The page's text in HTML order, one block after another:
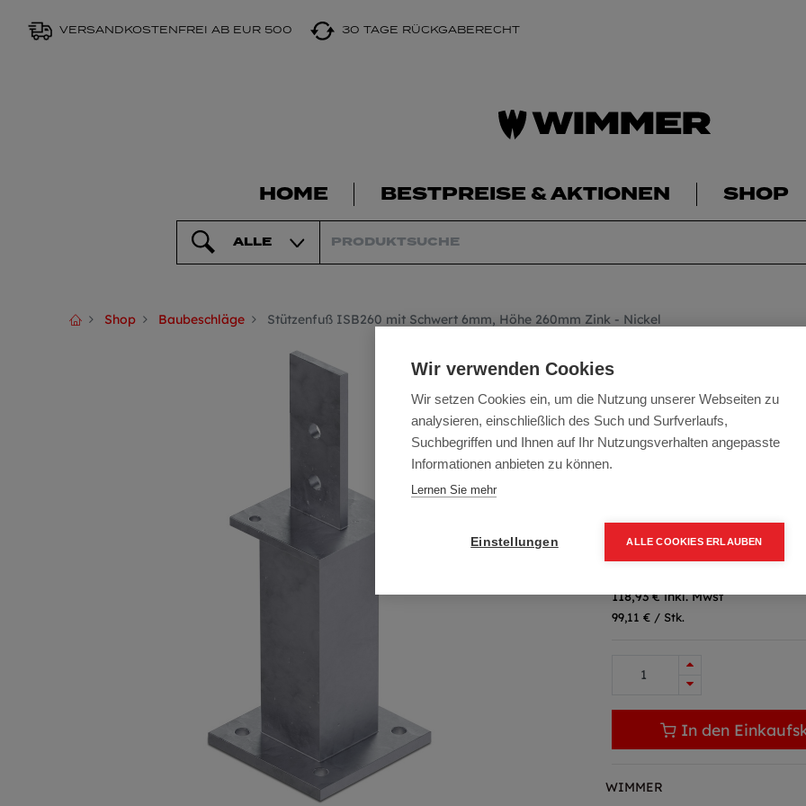
VERSANDKOSTENFREI AB EUR 500 30 TAGE RÜCKGABERECHT
HOME BESTPREISE & AKTIONEN SHOP
ALLE
Shop Baubeschläge Stützenfuß ISB260 mit Schwert 6mm, Höhe 260mm Zink - Nickel
Stützenfuß
260mm Zink -
Artikelnummer: ISB260
99,11€
118,93 € inkl. Mwst
99,11 € / Stk.
In den
WIMMER
Wir verwenden Cookies
Wir setzen Cookies ein, um die Nutzung unserer Webseiten zu
analysieren, einschließlich des Such und Surfverlaufs,
Suchbegriffen und Ihnen auf Ihr Nutzungsverhalten angepasste
Informationen anbieten zu können.
Lernen Sie mehr
Einstellungen ALLE COOKIES ERLAUBEN